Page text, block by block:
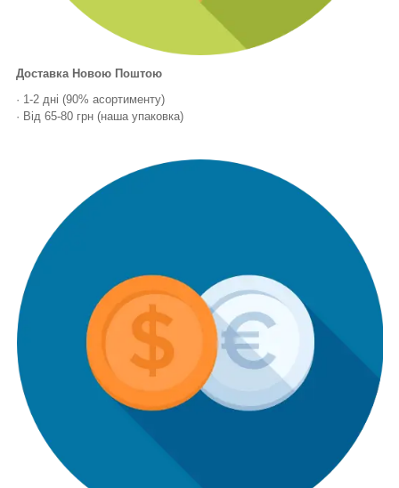
Доставка Новою Поштою
· 1-2 дні (90% асортименту)
· Від 65-80 грн (наша упаковка)